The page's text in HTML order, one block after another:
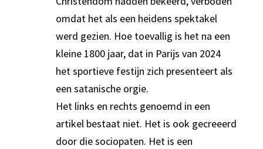
omdat het als een heidens spektakel
werd gezien. Hoe toevallig is het na een
kleine 1800 jaar, dat in Parijs van 2024
het sportieve festijn zich presenteert als
een satanische orgie.
Het links en rechts genoemd in een
artikel bestaat niet. Het is ook gecreeerd
door die sociopaten. Het is een